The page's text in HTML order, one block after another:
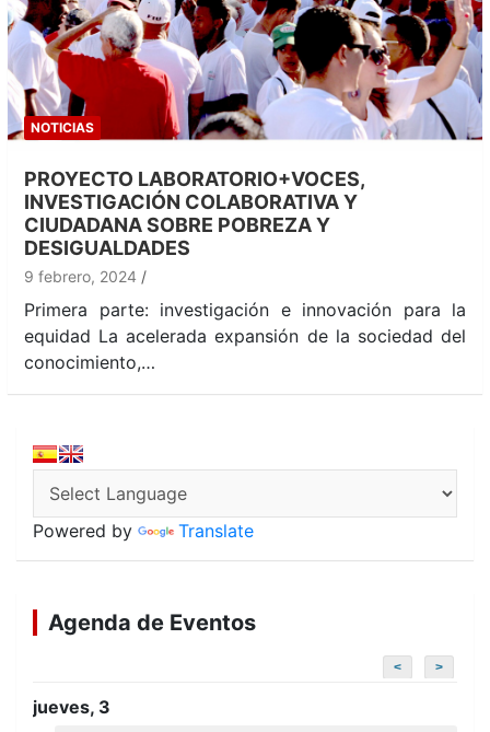
NOTICIAS
PROYECTO LABORATORIO+VOCES,
INVESTIGACIÓN COLABORATIVA Y
CIUDADANA SOBRE POBREZA Y
DESIGUALDADES
9 febrero, 2024
Primera parte: investigación e innovación para la
equidad La acelerada expansión de la sociedad del
conocimiento,…
Powered by Translate
Agenda de Eventos
< >
jueves, 3